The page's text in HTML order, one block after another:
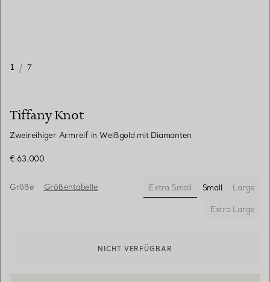
1 / 7
Tiffany Knot
Zweireihiger Armreif in Weißgold mit Diamanten
€ 63.000
Größe Größentabelle
Extra Small
ausgewählt
Small Large
Extra Large
NICHT VERFÜGBAR